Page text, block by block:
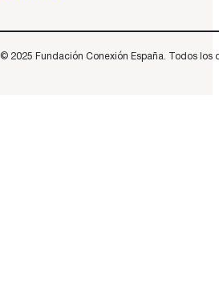
© 2025 Fundación Conexión España. Todos los